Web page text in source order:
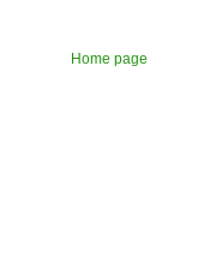
Home page